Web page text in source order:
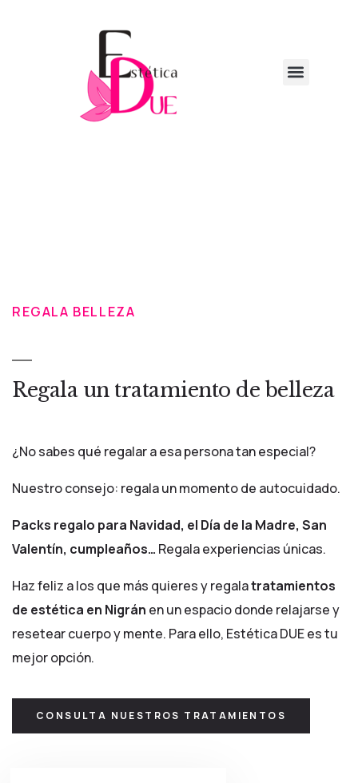
REGALA BELLEZA
Regala un tratamiento de belleza
¿No sabes qué regalar a esa persona tan especial?
Nuestro consejo: regala un momento de autocuidado.
Packs regalo para Navidad, el Día de la Madre, San
Valentín, cumpleaños… Regala experiencias únicas.
Haz feliz a los que más quieres y regalatratamientos
de estética en Nigrán en un espacio donde relajarse y
resetear cuerpo y mente. Para ello, Estética DUE es tu
mejor opción.
CONSULTA NUESTROS TRATAMIENTOS